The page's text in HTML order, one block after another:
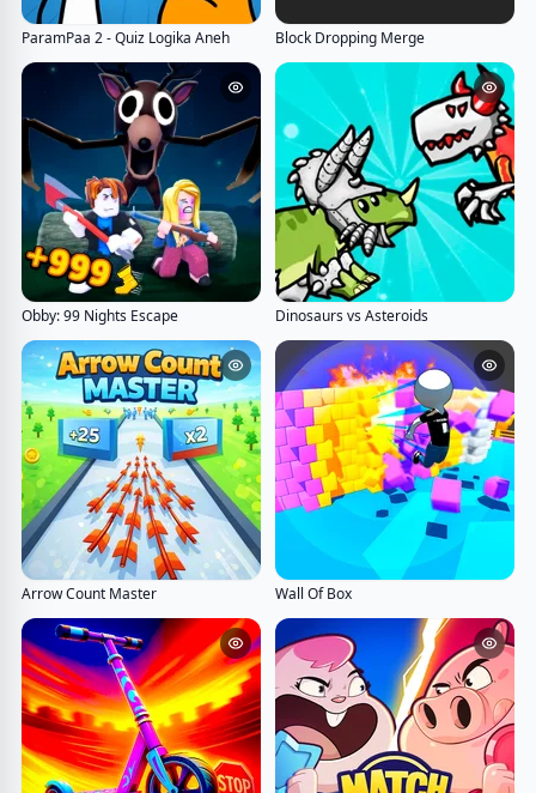
ParamPaa 2 - Quiz Logika Aneh Block Dropping Merge
Obby: 99 Nights Escape Dinosaurs vs Asteroids
Arrow Count Master Wall Of Box